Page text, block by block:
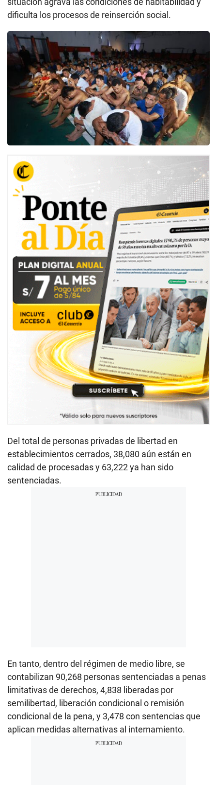
dificulta los procesos de reinserción social.
Del total de personas privadas de libertad en
establecimientos cerrados, 38,080 aún están en
calidad de procesadas y 63,222 ya han sido
sentenciadas.
En tanto, dentro del régimen de medio libre, se
contabilizan 90,268 personas sentenciadas a penas
limitativas de derechos, 4,838 liberadas por
semilibertad, liberación condicional o remisión
condicional de la pena, y 3,478 con sentencias que
aplican medidas alternativas al internamiento.